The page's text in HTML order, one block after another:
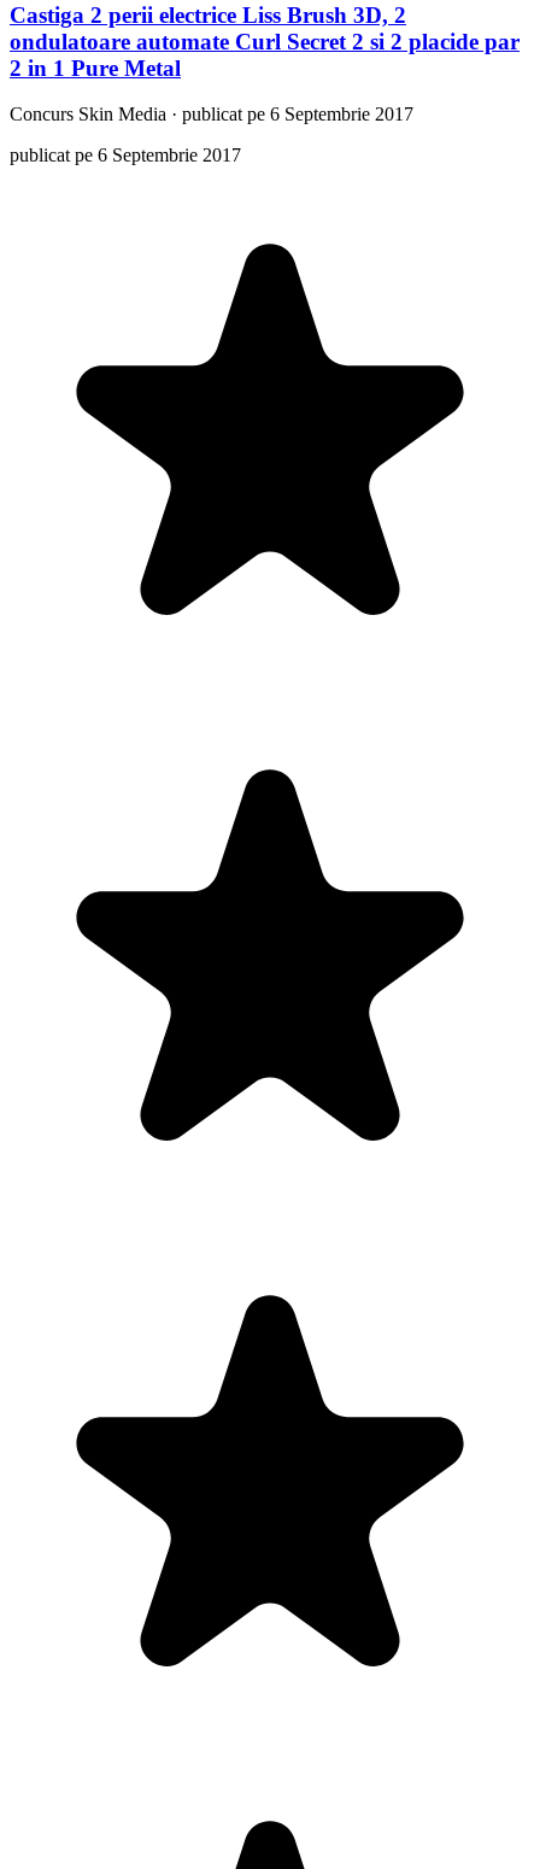
Castiga 2 perii electrice Liss Brush 3D, 2
ondulatoare automate Curl Secret 2 si 2 placide par
2 in 1 Pure Metal
Concurs Skin Media · publicat pe 6 Septembrie 2017
publicat pe 6 Septembrie 2017